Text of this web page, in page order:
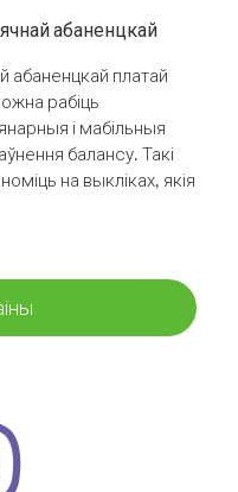
абаненцкай
платай
рабіць
і мабільныя
балансу. Такі
на выкліках, якія